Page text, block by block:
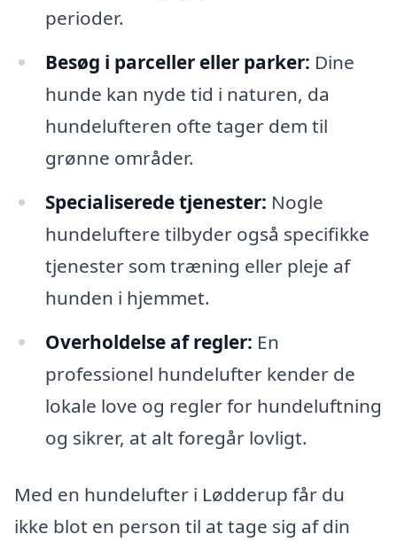
perioder.
Besøg i parceller eller parker: Dine
hunde kan nyde tid i naturen, da
hundelufteren ofte tager dem til
grønne områder.
Specialiserede tjenester: Nogle
hundeluftere tilbyder også specifikke
tjenester som træning eller pleje af
hunden i hjemmet.
Overholdelse af regler: En
professionel hundelufter kender de
lokale love og regler for hundeluftning
og sikrer, at alt foregår lovligt.
Med en hundelufter i Lødderup får du
ikke blot en person til at tage sig af din